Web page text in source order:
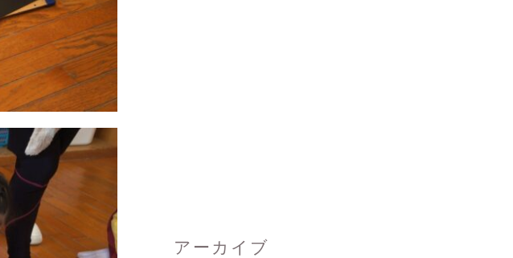
アーカイブ